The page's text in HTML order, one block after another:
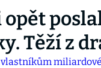
opět
Těží z